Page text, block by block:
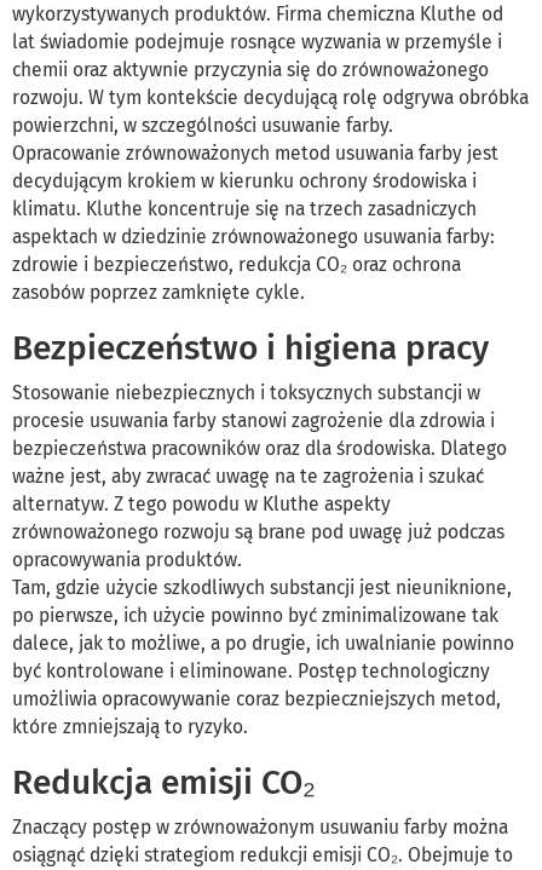
wykorzystywanych produktów. Firma chemiczna Kluthe od
lat świadomie podejmuje rosnące wyzwania w przemyśle i
chemii oraz aktywnie przyczynia się do zrównoważonego
rozwoju. W tym kontekście decydującą rolę odgrywa obróbka
powierzchni, w szczególności usuwanie farby.
Opracowanie zrównoważonych metod usuwania farby jest
decydującym krokiem w kierunku ochrony środowiska i
klimatu. Kluthe koncentruje się na trzech zasadniczych
aspektach w dziedzinie zrównoważonego usuwania farby:
zdrowie i bezpieczeństwo, redukcja CO₂ oraz ochrona
zasobów poprzez zamknięte cykle.
Bezpieczeństwo i higiena pracy
Stosowanie niebezpiecznych i toksycznych substancji w
procesie usuwania farby stanowi zagrożenie dla zdrowia i
bezpieczeństwa pracowników oraz dla środowiska. Dlatego
ważne jest, aby zwracać uwagę na te zagrożenia i szukać
alternatyw. Z tego powodu w Kluthe aspekty
zrównoważonego rozwoju są brane pod uwagę już podczas
opracowywania produktów.
Tam, gdzie użycie szkodliwych substancji jest nieuniknione,
po pierwsze, ich użycie powinno być zminimalizowane tak
dalece, jak to możliwe, a po drugie, ich uwalnianie powinno
być kontrolowane i eliminowane. Postęp technologiczny
umożliwia opracowywanie coraz bezpieczniejszych metod,
które zmniejszają to ryzyko.
Redukcja emisji CO₂
Znaczący postęp w zrównoważonym usuwaniu farby można
osiągnąć dzięki strategiom redukcji emisji CO₂. Obejmuje to